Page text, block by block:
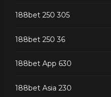
188bet 250 305
188bet 250 36
188bet App 630
188bet Asia 230